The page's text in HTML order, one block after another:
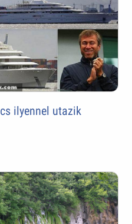
ilyennel utazik